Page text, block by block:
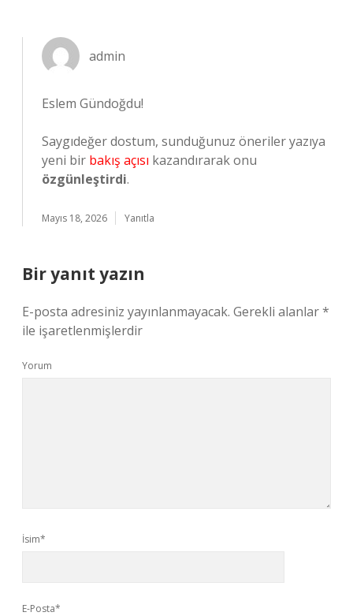
admin
Eslem Gündoğdu!
Saygıdeğer dostum, sunduğunuz öneriler yazıya
yeni bir bakış açısı kazandırarak onu
özgünleştirdi.
Mayıs 18, 2026 Yanıtla
Bir yanıt yazın
E-posta adresiniz yayınlanmayacak. Gerekli alanlar*
ile işaretlenmişlerdir
Yorum
İsim*
E-Posta*